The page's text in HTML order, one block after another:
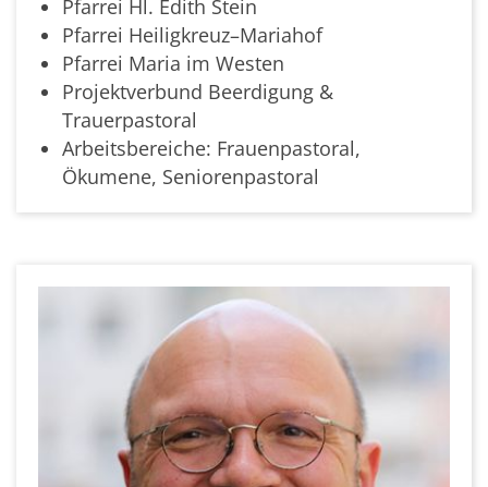
Pfarrei Hl. Edith Stein
Pfarrei Heiligkreuz–Mariahof
Pfarrei Maria im Westen
Projektverbund Beerdigung &
Trauerpastoral
Arbeitsbereiche: Frauenpastoral,
Ökumene, Seniorenpastoral